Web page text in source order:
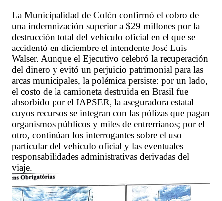
La Municipalidad de Colón confirmó el cobro de
una indemnización superior a $29 millones por la
destrucción total del vehículo oficial en el que se
accidentó en diciembre el intendente José Luis
Walser. Aunque el Ejecutivo celebró la recuperación
del dinero y evitó un perjuicio patrimonial para las
arcas municipales, la polémica persiste: por un lado,
el costo de la camioneta destruida en Brasil fue
absorbido por el IAPSER, la aseguradora estatal
cuyos recursos se integran con las pólizas que pagan
organismos públicos y miles de entrerrianos; por el
otro, continúan los interrogantes sobre el uso
particular del vehículo oficial y las eventuales
responsabilidades administrativas derivadas del
viaje.